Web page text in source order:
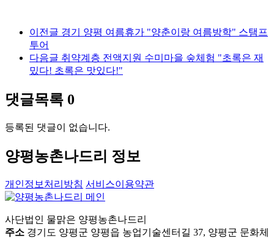
이전글 경기 양평 여름휴가 "양춘이랑 여름방학" 스탬프
투어
다음글 취약계층 전액지원 수미마을 숲체험 "초록은 재
밌다! 초록은 맛있다!"
댓글목록 0
등록된 댓글이 없습니다.
양평농촌나드리 정보
개인정보처리방침 서비스이용약관
사단법인 물맑은 양평농촌나드리
주소 경기도 양평군 양평읍 농업기술센터길 37, 양평군 문화체